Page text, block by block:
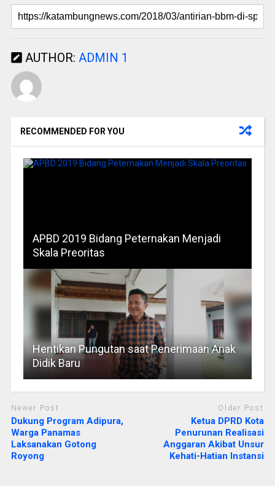
AUTHOR: ADMIN 1
RECOMMENDED FOR YOU
APBD 2019 Bidang Peternakan Menjadi
Skala Preoritas
Hentikan Pungutan saat Penerimaan Anak
Didik Baru
Newer Post
Dukung Program Adipura,
Warga Panamas
Laksanakan Gotong
Royong
Older Post
Ketua DPRD Kota
Penurunan Realisasi
Anggaran Akibat Unsur
Kehati-Hatian Instansi